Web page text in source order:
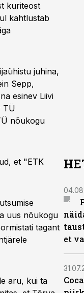
kuriteost
kahtlustab
juhina,
Sepp,
esinev Liivi
TÜ
nõukogu
et "ETK
uus nõukogu
tagant
aru, kui ta
et